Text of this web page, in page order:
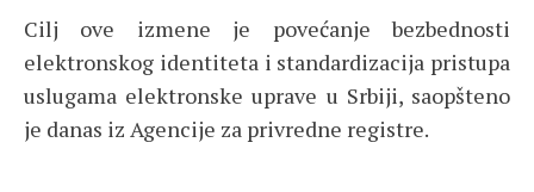
Cilj ove izmene je povećanje bezbednosti
elektronskog identiteta i standardizacija pristupa
uslugama elektronske uprave u Srbiji, saopšteno
je danas iz Agencije za privredne registre.